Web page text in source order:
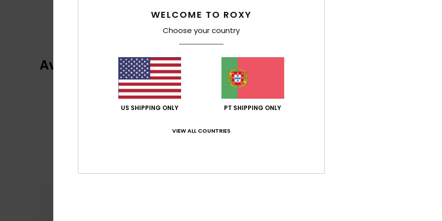
Avaliações dos clientes
WELCOME TO ROXY
Choose your country
US SHIPPING ONLY PT SHIPPING ONLY
VIEW ALL COUNTRIES